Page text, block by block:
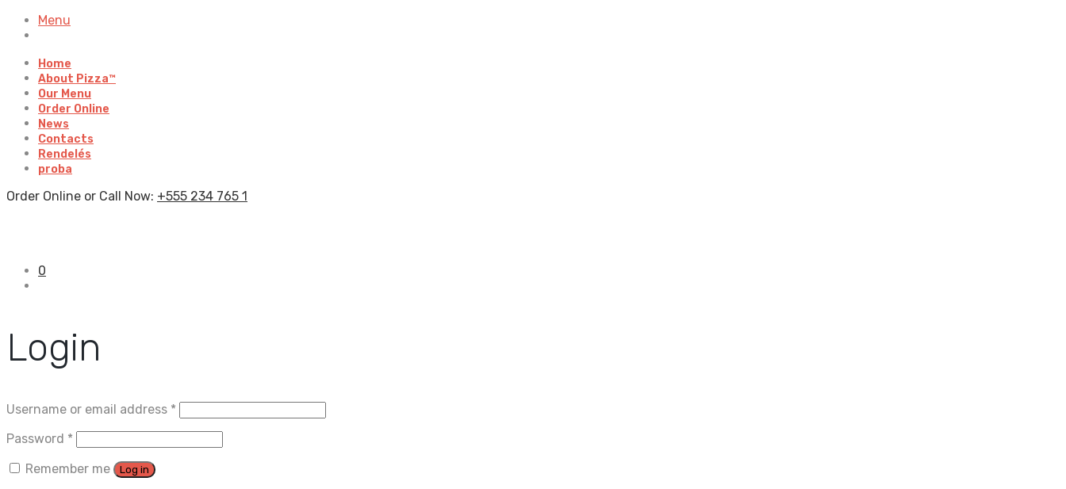
Menu
Home
About Pizza™
Our Menu
Order Online
News
Contacts
Rendelés
proba
Order Online or Call Now: +555 234 765 1
0
Login
Username or email address *
Password *
Remember me
Log in